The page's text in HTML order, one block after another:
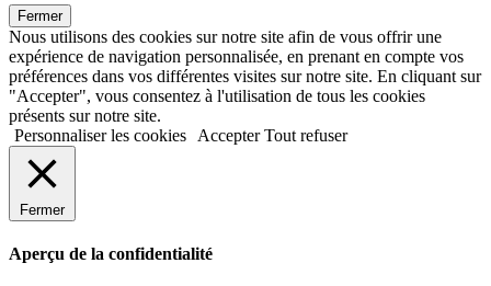
Fermer
Nous utilisons des cookies sur notre site afin de vous offrir une
expérience de navigation personnalisée, en prenant en compte vos
préférences dans vos différentes visites sur notre site. En cliquant sur
"Accepter", vous consentez à l'utilisation de tous les cookies
présents sur notre site.
Personnaliser les cookies
Accepter Tout refuser
Fermer
Aperçu de la confidentialité